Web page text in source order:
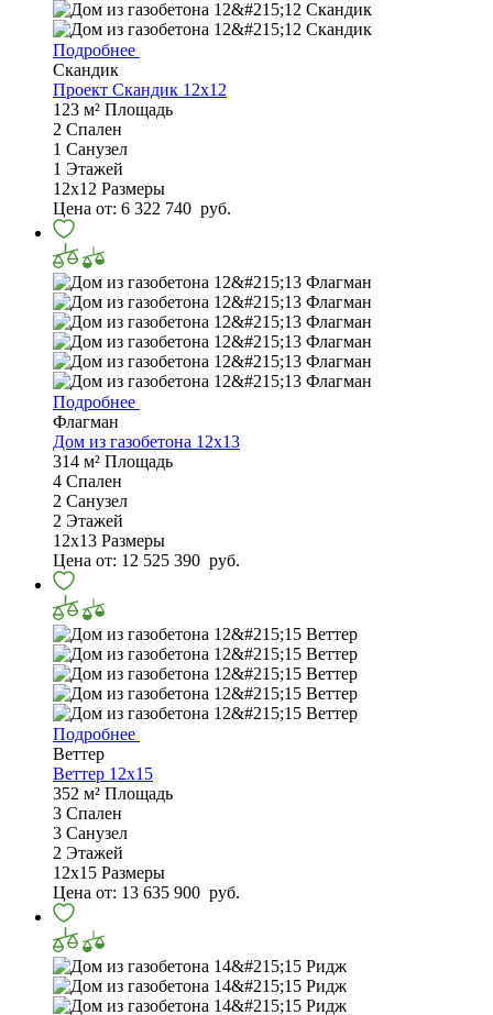
Подробнее
Скандик
Проект Скандик 12x12
123 м² Площадь
2 Спален
1 Санузел
1 Этажей
12х12 Размеры
Цена от: 6 322 740 руб.
Подробнее
Флагман
Дом из газобетона 12х13
314 м² Площадь
4 Спален
2 Санузел
2 Этажей
12х13 Размеры
Цена от: 12 525 390 руб.
Подробнее
Веттер
Веттер 12x15
352 м² Площадь
3 Спален
3 Санузел
2 Этажей
12х15 Размеры
Цена от: 13 635 900 руб.